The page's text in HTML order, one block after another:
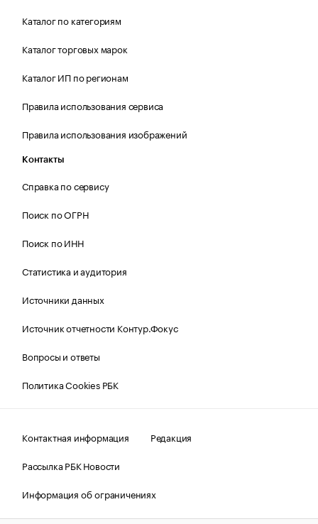
Каталог по категориям
Каталог торговых марок
Каталог ИП по регионам
Правила использования сервиса
Правила использования изображений
Контакты
Справка по сервису
Поиск по ОГРН
Поиск по ИНН
Статистика и аудитория
Источники данных
Источник отчетности Контур.Фокус
Вопросы и ответы
Политика Cookies РБК
Контактная информация
Редакция
Рассылка РБК Новости
Информация об ограничениях